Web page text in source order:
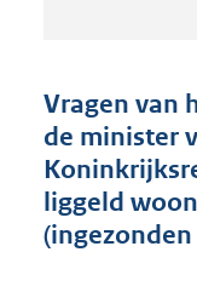
Vragen van
de minister
liggeld
(ingezonden